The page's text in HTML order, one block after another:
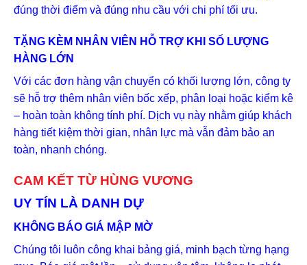
đúng thời điểm và đúng nhu cầu với chi phí tối ưu.
TẶNG KÈM NHÂN VIÊN HỖ TRỢ KHI SỐ LƯỢNG
HÀNG LỚN
Với các đơn hàng vận chuyển có khối lượng lớn, công ty
sẽ hỗ trợ thêm nhân viên bốc xếp, phân loại hoặc kiểm kê
– hoàn toàn không tính phí. Dịch vụ này nhằm giúp khách
hàng tiết kiệm thời gian, nhân lực mà vẫn đảm bảo an
toàn, nhanh chóng.
CAM KẾT TỪ HÙNG VƯƠNG
UY TÍN LÀ DANH DỰ
KHÔNG BÁO GIÁ MẬP MỜ
Chúng tôi luôn công khai bảng giá, minh bạch từng hạng